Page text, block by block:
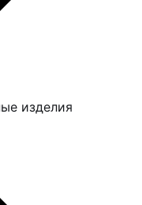
изделия